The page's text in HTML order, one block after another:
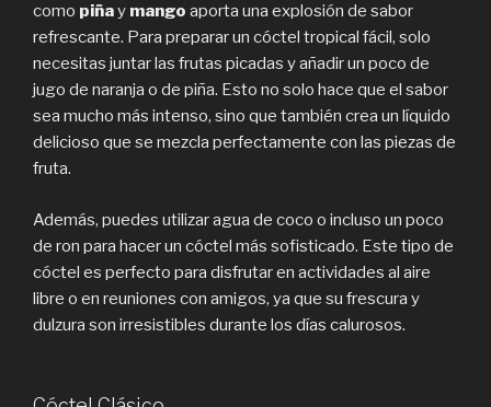
como piñay mango aporta una explosión de sabor
refrescante. Para preparar un cóctel tropical fácil, solo
necesitas juntar las frutas picadas y añadir un poco de
jugo de naranja o de piña. Esto no solo hace que el sabor
sea mucho más intenso, sino que también crea un líquido
delicioso que se mezcla perfectamente con las piezas de
fruta.
Además, puedes utilizar agua de coco o incluso un poco
de ron para hacer un cóctel más sofisticado. Este tipo de
cóctel es perfecto para disfrutar en actividades al aire
libre o en reuniones con amigos, ya que su frescura y
dulzura son irresistibles durante los días calurosos.